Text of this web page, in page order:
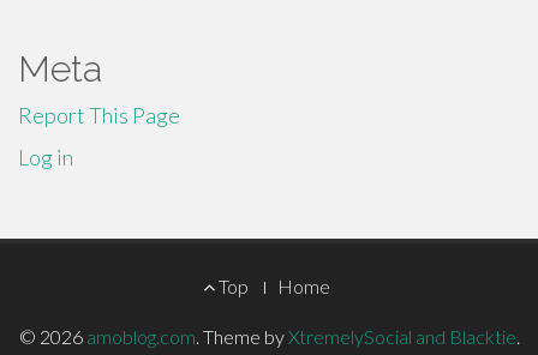
Meta
Report This Page
Log in
Menu
Top Home
© 2026 amoblog.com Theme byXtremelySocial and Blacktie